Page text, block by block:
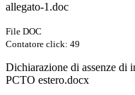
allegato-1.doc
File DOC
Contatore click: 49
Dichiarazione di assenze di
PCTO estero.docx